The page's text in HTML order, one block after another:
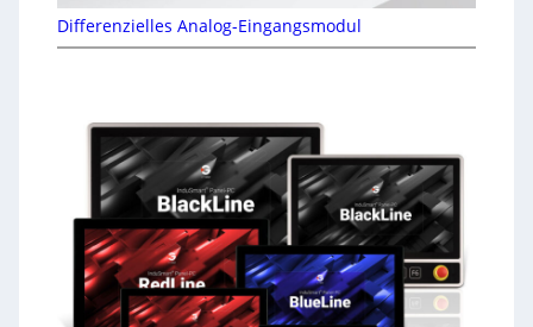
Differenzielles Analog-Eingangsmodul